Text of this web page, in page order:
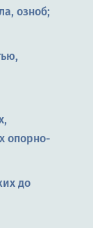
озноб;
опорно-
до